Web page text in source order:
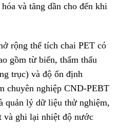
và tăng dần cho đến khi
rộng thể tích chai PET có
gồm từ biến, thẩm thấu
trục) và độ ổn định
chuyên nghiệp CND-PEBT
quản lý dữ liệu thử nghiệm,
và ghi lại nhiệt độ nước